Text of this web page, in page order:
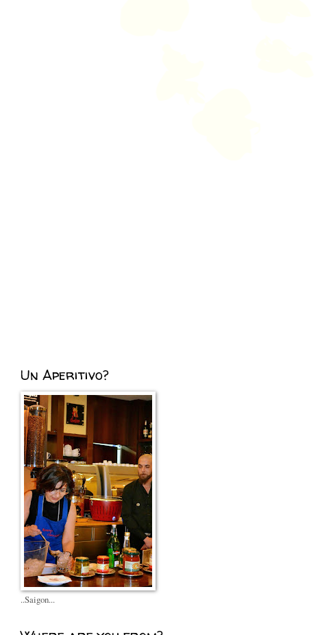
Un Aperitivo?
..Saigon...